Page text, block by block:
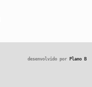
desenvolvido por Plano B